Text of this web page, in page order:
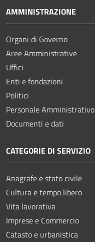
AMMINISTRAZIONE
Organi di Governo
Aree Amministrative
Uffici
Enti e fondazioni
Politici
Personale Amministrativo
Documenti e dati
CATEGORIE DI SERVIZIO
Anagrafe e stato civile
Cultura e tempo libero
Vita lavorativa
Imprese e Commercio
Catasto e urbanistica